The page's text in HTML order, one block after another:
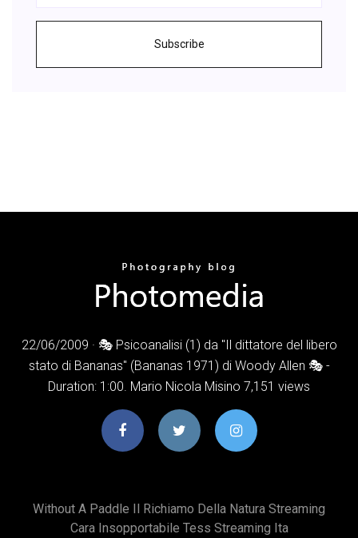
Subscribe
22/06/2009 · 🎭 Psicoanalisi (1) da "Il dittatore del libero
stato di Bananas" (Bananas 1971) di Woody Allen 🎭 -
Duration: 1:00. Mario Nicola Misino 7,151 views
Without A Paddle Il Richiamo Della Natura Streaming
Cara Insopportabile Tess Streaming Ita